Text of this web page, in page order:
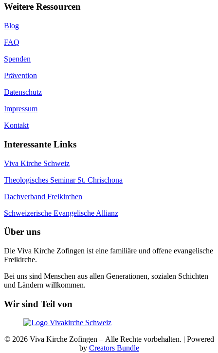
Weitere Ressourcen
Blog
FAQ
Spenden
Prävention
Datenschutz
Impressum
Kontakt
Interessante Links
Viva Kirche Schweiz
Theologisches Seminar St. Chrischona
Dachverband Freikirchen
Schweizerische Evangelische Allianz
Über uns
Die Viva Kirche Zofingen ist eine familiäre und offene evangelische
Freikirche.
Bei uns sind Menschen aus allen Generationen, sozialen Schichten
und Ländern willkommen.
Wir sind Teil von
© 2026 Viva Kirche Zofingen – Alle Rechte vorbehalten. | Powered
by Creators Bundle